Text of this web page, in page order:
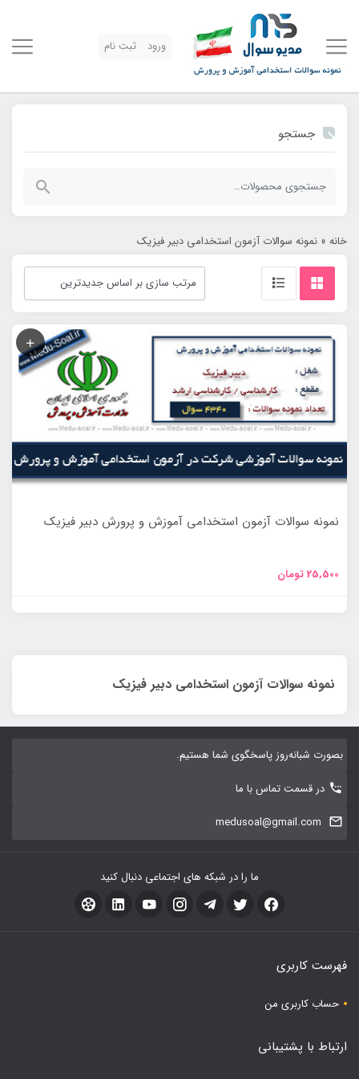
ورود ثبت نام
جستجو
جستجو
خانه » نمونه سوالات آزمون استخدامی دبیر فیزیک
نمونه سوالات آزمون استخدامی آموزش و پرورش دبیر فیزیک
25,500تومان
نمونه سوالات آزمون استخدامی دبیر فیزیک
بصورت شبانه‌روز پاسخگوی شما هستیم.
در قسمت تماس با ما
medusoal@gmail.com
ما را در شبکه های اجتماعی دنبال کنید
فهرست کاربری
حساب کاربری من
ارتباط با پشتیبانی